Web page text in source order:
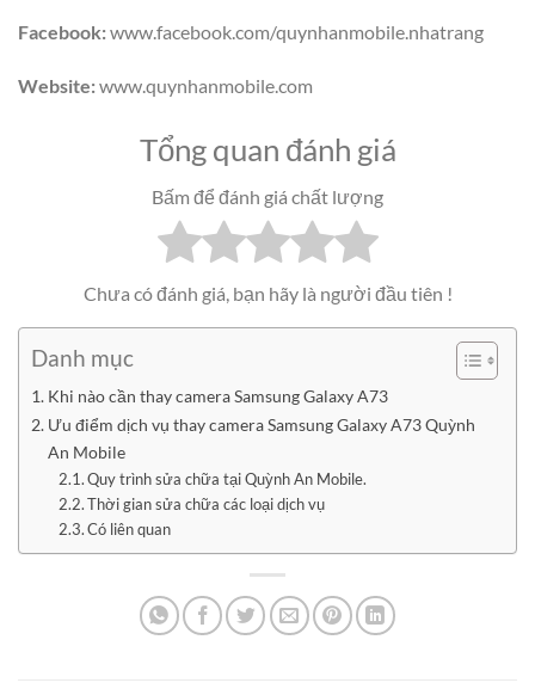
Facebook:www.facebook.com/quynhanmobile.nhatrang
Website:www.quynhanmobile.com
Tổng quan đánh giá
Bấm để đánh giá chất lượng
Chưa có đánh giá, bạn hãy là người đầu tiên !
Danh mục
Khi nào cần thay camera Samsung Galaxy A73
Ưu điểm dịch vụ thay camera Samsung Galaxy A73 Quỳnh
An Mobile
Quy trình sửa chữa tại Quỳnh An Mobile.
Thời gian sửa chữa các loại dịch vụ
Có liên quan